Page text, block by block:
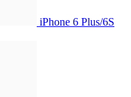
iPhone 6 Plus/6S